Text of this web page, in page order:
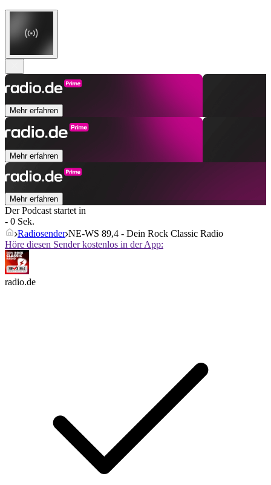
Mehr erfahren
Mehr erfahren
Mehr erfahren
Der Podcast startet in
- 0 Sek.
Radiosender NE-WS 89,4 - Dein Rock Classic Radio
Höre diesen Sender kostenlos in der App:
radio.de